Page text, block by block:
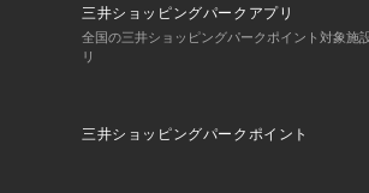
三井ショッピングパークアプリ
全国の三井ショッピングパークポイント対象施
リ
三井ショッピングパークポイント